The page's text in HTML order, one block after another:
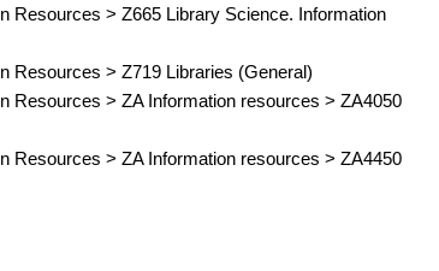
Resources > Z665 Library Science. Information
Resources > Z719 Libraries (General)
Resources > ZA Information resources > ZA4050
Resources > ZA Information resources > ZA4450